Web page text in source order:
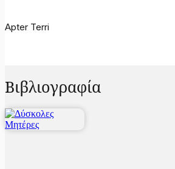
Apter Terri
Βιβλιογραφία